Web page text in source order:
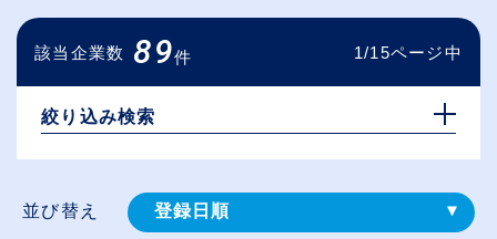
該当企業数 89件 1/15ページ中
絞り込み検索
並び替え 登録⽇順